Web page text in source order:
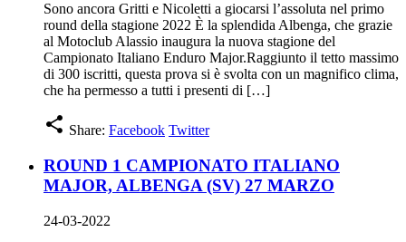
Sono ancora Gritti e Nicoletti a giocarsi l’assoluta nel primo
round della stagione 2022 È la splendida Albenga, che grazie
al Motoclub Alassio inaugura la nuova stagione del
Campionato Italiano Enduro Major.Raggiunto il tetto massimo
di 300 iscritti, questa prova si è svolta con un magnifico clima,
che ha permesso a tutti i presenti di […]
share Share: Facebook Twitter
ROUND 1 CAMPIONATO ITALIANO
MAJOR, ALBENGA (SV) 27 MARZO
24-03-2022